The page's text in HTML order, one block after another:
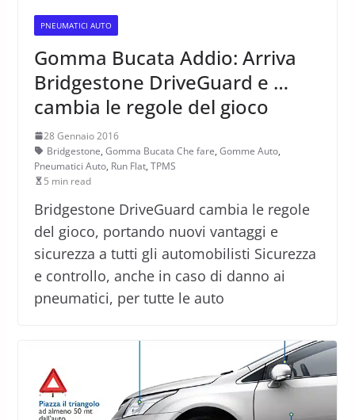
PNEUMATICI AUTO
Gomma Bucata Addio: Arriva
Bridgestone DriveGuard e …
cambia le regole del gioco
28 Gennaio 2016
Bridgestone, Gomma Bucata Che fare, Gomme Auto,
Pneumatici Auto, Run Flat, TPMS
5 min read
Bridgestone DriveGuard cambia le regole
del gioco, portando nuovi vantaggi e
sicurezza a tutti gli automobilisti Sicurezza
e controllo, anche in caso di danno ai
pneumatici, per tutte le auto